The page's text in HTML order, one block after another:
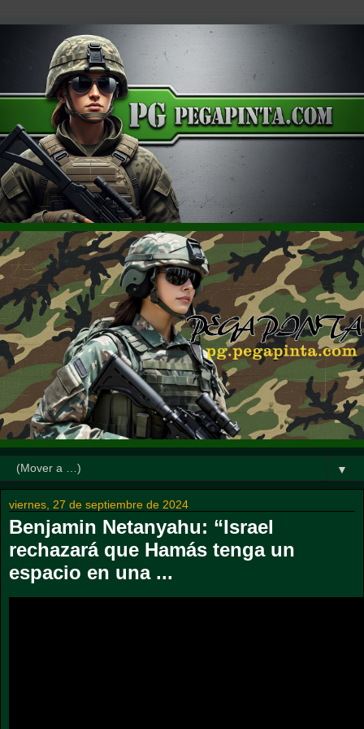
▼
viernes, 27 de septiembre de 2024
Benjamin Netanyahu: “Israel
rechazará que Hamás tenga un
espacio en una ...